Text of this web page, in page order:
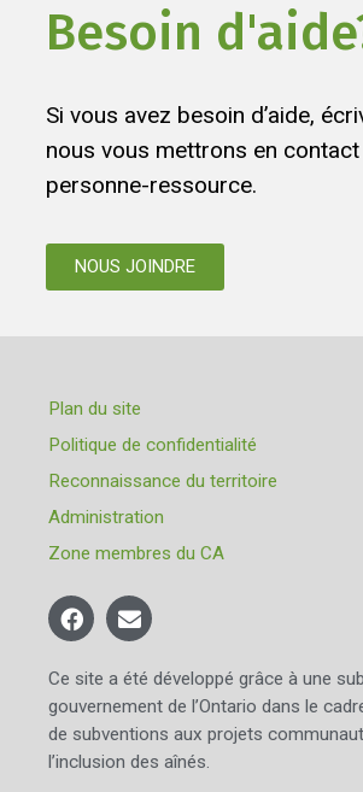
Besoin
Si vous avez besoin d’aide,
nous vous mettrons en contact
personne-ressource.
NOUS JOINDRE
Plan du site
Politique de confidentialité
Reconnaissance du territoire
Administration
Zone membres du CA
Ce site a été développé grâce à une
gouvernement de l’Ontario dans le
de subventions aux projets
l’inclusion des aînés.